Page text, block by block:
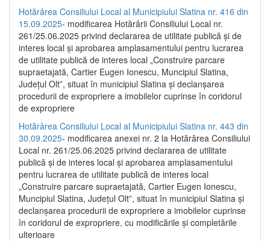
Hotărârea Consiliului Local al Municipiului Slatina nr. 416 din
15.09.2025- modificarea Hotărârii Consiliului Local nr.
261/25.06.2025 privind declararea de utilitate publică și de
interes local și aprobarea amplasamentului pentru lucrarea
de utilitate publică de interes local „Construire parcare
supraetajată, Cartier Eugen Ionescu, Muncipiul Slatina,
Județul Olt”, situat în municipiul Slatina și declanșarea
procedurii de expropriere a imobilelor cuprinse în coridorul
de expropriere
Hotărârea Consiliului Local al Municipiului Slatina nr. 443 din
30.09.2025- modificarea anexei nr. 2 la Hotărârea Consiliului
Local nr. 261/25.06.2025 privind declararea de utilitate
publică şi de interes local şi aprobarea amplasamentului
pentru lucrarea de utilitate publică de interes local
„Construire parcare supraetajată, Cartier Eugen Ionescu,
Muncipiul Slatina, Judeţul Olt”, situat în municipiul Slatina şi
declanşarea procedurii de expropriere a imobilelor cuprinse
în coridorul de expropriere, cu modificările şi completările
ulterioare